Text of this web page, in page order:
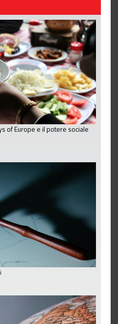
of Europe e il potere sociale